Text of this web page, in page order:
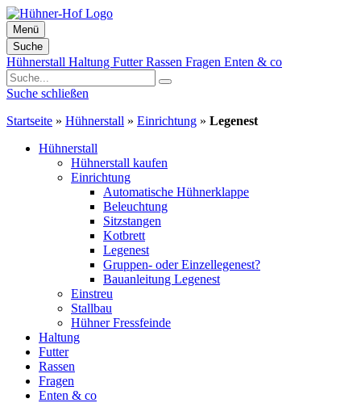
Menü
Suche
Zum
Inhalt
springen
Hühnerstall Haltung FutterRassen Fragen Enten & co
Suche schließen
Startseite » Hühnerstall » Einrichtung » Legenest
Hühnerstall
Hühnerstall kaufen
Einrichtung
Automatische Hühnerklappe
Beleuchtung
Sitzstangen
Kotbrett
Legenest
Gruppen- oder Einzellegenest?
Bauanleitung Legenest
Einstreu
Stallbau
Hühner Fressfeinde
Haltung
Futter
Rassen
Fragen
Enten & co